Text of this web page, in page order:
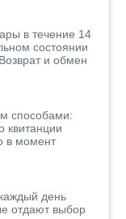
в течение 14
состоянии
и обмен
способами:
квитанции
в момент
день
отдают выбор